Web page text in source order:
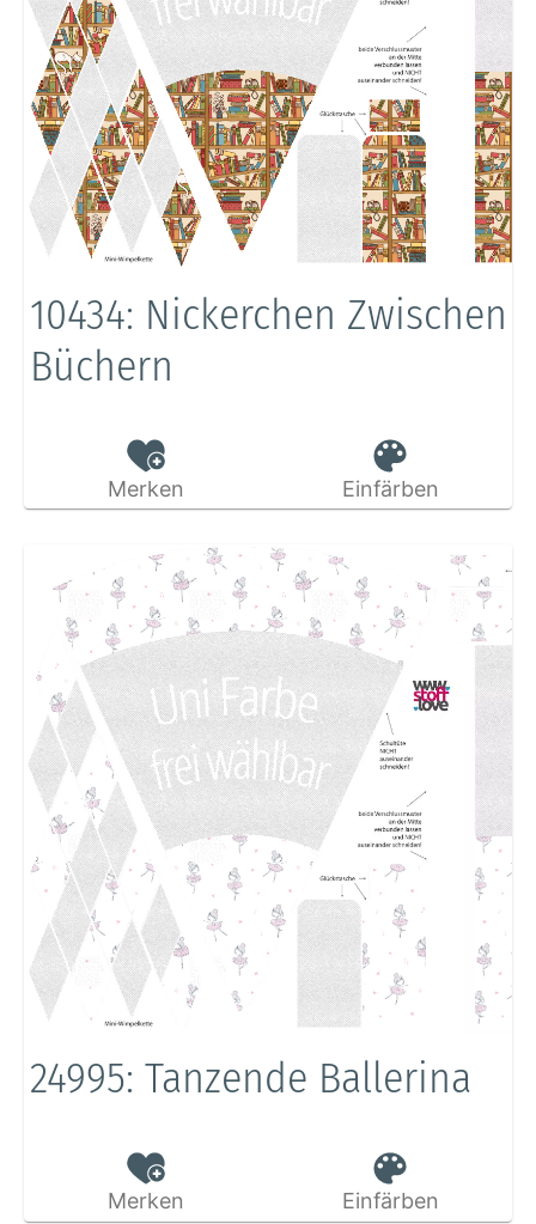
10434: Nickerchen Zwischen
Büchern
Merken Einfärben
24995: Tanzende Ballerina
Merken Einfärben